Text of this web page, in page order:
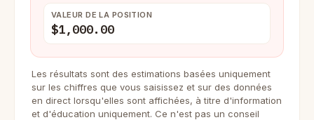
VALEUR DE LA POSITION
$1,000.00
Les résultats sont des estimations basées uniquement
sur les chiffres que vous saisissez et sur des données
en direct lorsqu'elles sont affichées, à titre d'information
et d'éducation uniquement. Ce n'est pas un conseil